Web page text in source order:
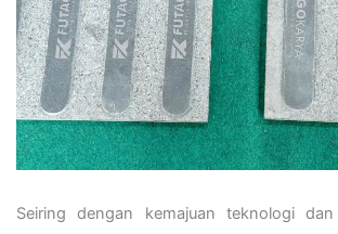
Seiring dengan kemajuan teknologi